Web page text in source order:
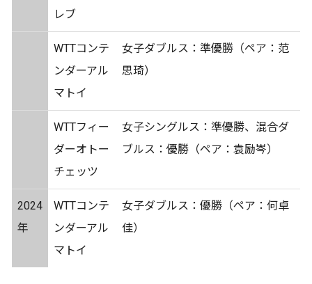
レブ
WTTコンテ
ンダーアル
マトイ
女子ダブルス：準優勝（ペア：范
思琦）
WTTフィー
ダーオトー
チェッツ
女子シングルス：準優勝、混合ダ
ブルス：優勝（ペア：袁励岑）
2024
年
WTTコンテ
ンダーアル
マトイ
女子ダブルス：優勝（ペア：何卓
佳）